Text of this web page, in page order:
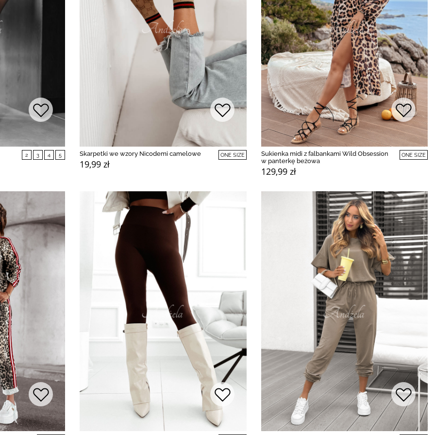
2 3 4 5 Skarpetki we wzory Nicodemi camelowe
19,99 zł
ONE SIZE
Sukienka midi z falbankami Wild Obsession
w panterkę beżowa
129,99 zł
ONE SIZE